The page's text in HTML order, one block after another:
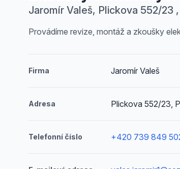
Jaromír Valeš, Plickova 552/23 ,
Provádíme revize, montáž a zkoušky
Firma Jaromír Valeš
Adresa Plickova 552/23,
Telefonní číslo +420 739 849